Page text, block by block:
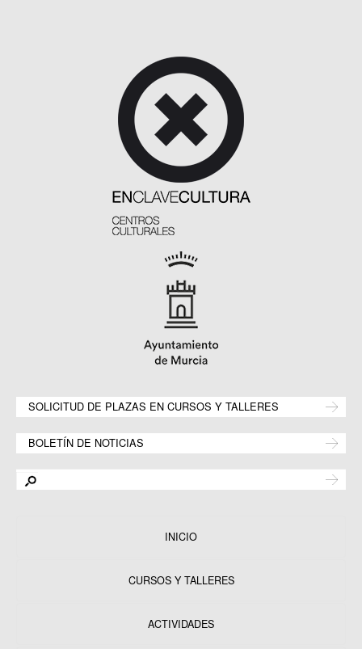
SOLICITUD DE PLAZAS EN CURSOS Y TALLERES
BOLETÍN DE NOTICIAS
INICIO
CURSOS Y TALLERES
ACTIVIDADES